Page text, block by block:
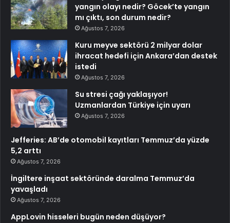
yangın olayı nedir? Göcek’te yangın
mı çıktı, son durum nedir?
Ağustos 7, 2026
Kuru meyve sektörü 2 milyar dolar
ihracat hedefi için Ankara’dan destek
istedi
Ağustos 7, 2026
Su stresi çağı yaklaşıyor!
Uzmanlardan Türkiye için uyarı
Ağustos 7, 2026
Jefferies: AB’de otomobil kayıtları Temmuz’da yüzde
5,2 arttı
Ağustos 7, 2026
İngiltere inşaat sektöründe daralma Temmuz’da
yavaşladı
Ağustos 7, 2026
AppLovin hisseleri bugün neden düşüyor?